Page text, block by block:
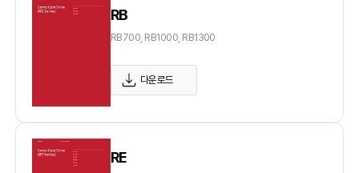
RB
RB700, RB1000, RB1300
다운로드
RE